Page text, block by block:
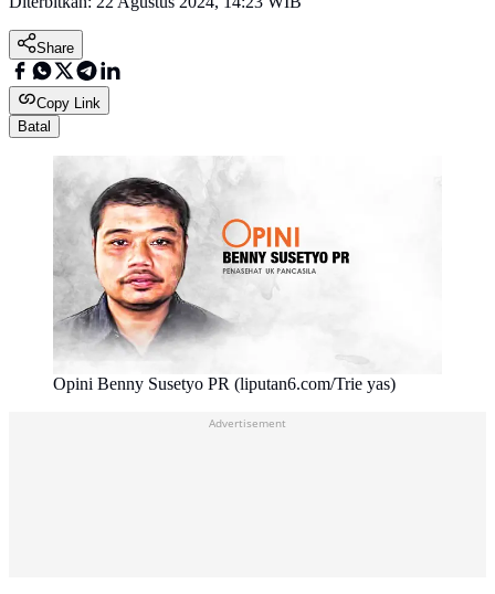
Share
Copy Link
Batal
Opini Benny Susetyo PR (liputan6.com/Trie yas)